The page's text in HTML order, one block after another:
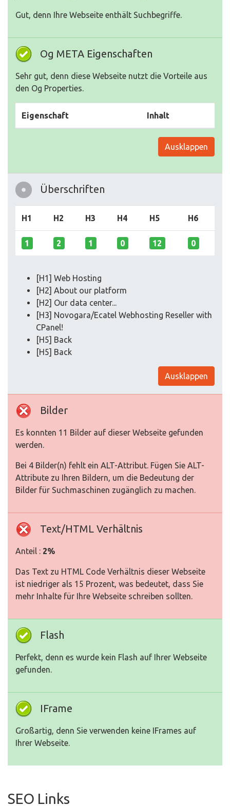
Gut, denn Ihre Webseite enthält Suchbegriffe.
Og META Eigenschaften
Sehr gut, denn diese Webseite nutzt die Vorteile aus
den Og Properties.
Eigenschaft Inhalt
Ausklappen
Überschriften
H1 H2 H3 H4 H5 H6
1 2 1 0 12 0
[H1] Web Hosting
[H2] About our platform
[H2] Our data center...
[H3] Novogara/Ecatel Webhosting Reseller with
CPanel!
[H5] Back
[H5] Back
Ausklappen
Bilder
Es konnten 11 Bilder auf dieser Webseite gefunden
werden.
Bei 4 Bilder(n) fehlt ein ALT-Attribut. Fügen Sie ALT-
Attribute zu Ihren Bildern, um die Bedeutung der
Bilder für Suchmaschinen zugänglich zu machen.
Text/HTML Verhältnis
Anteil : 2%
Das Text zu HTML Code Verhältnis dieser Webseite
ist niedriger als 15 Prozent, was bedeutet, dass Sie
mehr Inhalte für Ihre Webseite schreiben sollten.
Flash
Perfekt, denn es wurde kein Flash auf Ihrer Webseite
gefunden.
IFrame
Großartig, denn Sie verwenden keine IFrames auf
Ihrer Webseite.
SEO Links